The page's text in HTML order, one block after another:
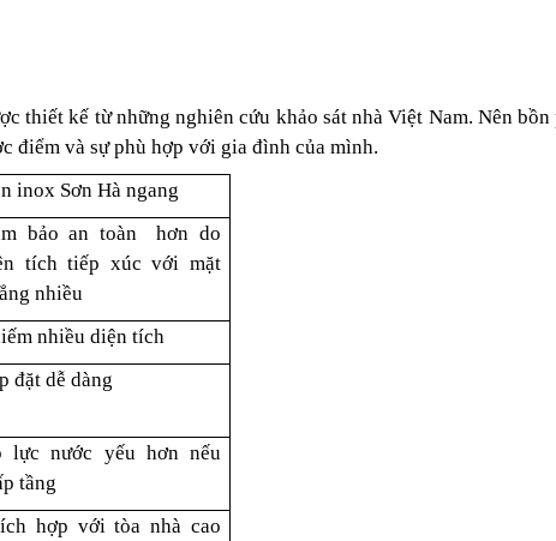
thiết kế từ những nghiên cứu khảo sát nhà Việt Nam. Nên
điểm và sự phù hợp với gia đình của mình.
inox Sơn Hà ngang
bảo an toàn hơn do
tích tiếp xúc với mặt
nhiều
nhiều diện tích
đặt dễ dàng
lực nước yếu hơn nếu
tầng
hợp với tòa nhà cao